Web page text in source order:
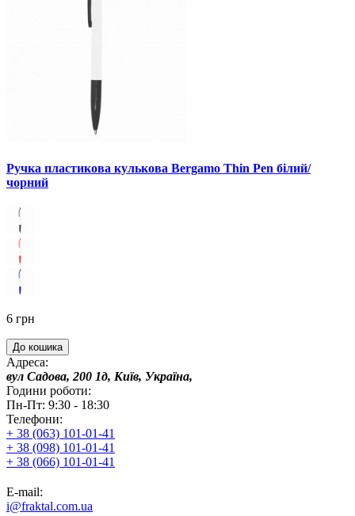
Ручка пластикова кулькова Bergamo Thin Pen білий/
чорний
6 грн
До кошика
Адреса:
вул Садова, 200 1д, Київ, Україна,
Години роботи:
Пн-Пт: 9:30 - 18:30
Телефони:
+ 38 (063) 101-01-41
+ 38 (098) 101-01-41
+ 38 (066) 101-01-41
E-mail:
i@fraktal.com.ua